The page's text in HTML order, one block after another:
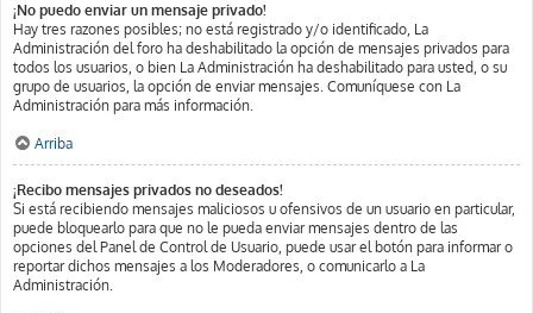
¡No puedo enviar un mensaje privado!
Hay tres razones posibles; no está registrado y/o identificado, La
Administración del foro ha deshabilitado la opción de mensajes privados para
todos los usuarios, o bien La Administración ha deshabilitado para usted, o su
grupo de usuarios, la opción de enviar mensajes. Comuníquese con La
Administración para más información.
Arriba
¡Recibo mensajes privados no deseados!
Si está recibiendo mensajes maliciosos u ofensivos de un usuario en particular,
puede bloquearlo para que no le pueda enviar mensajes dentro de las
opciones del Panel de Control de Usuario, puede usar el botón para informar o
reportar dichos mensajes a los Moderadores, o comunicarlo a La
Administración.